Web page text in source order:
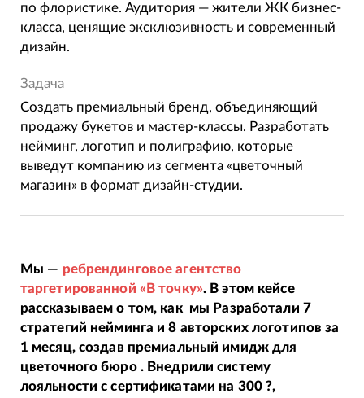
по флористике. Аудитория — жители ЖК бизнес-
класса, ценящие эксклюзивность и современный
дизайн.
Задача
Создать премиальный бренд, объединяющий
продажу букетов и мастер-классы. Разработать
нейминг, логотип и полиграфию, которые
выведут компанию из сегмента «цветочный
магазин» в формат дизайн-студии.
Мы — ребрендинговое агентство
таргетированной «В точку». В этом кейсе
рассказываем о том, как мы Разработали 7
стратегий нейминга и 8 авторских логотипов за
1 месяц, создав премиальный имидж для
цветочного бюро . Внедрили систему
лояльности с сертификатами на 300 ?,